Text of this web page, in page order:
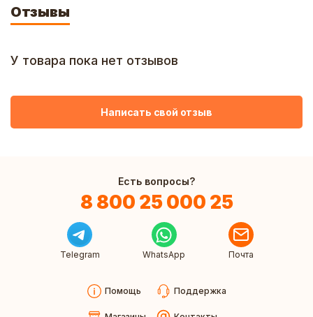
Отзывы
У товара пока нет отзывов
Написать свой отзыв
Есть вопросы?
8 800 25 000 25
Telegram WhatsApp Почта
Помощь Поддержка